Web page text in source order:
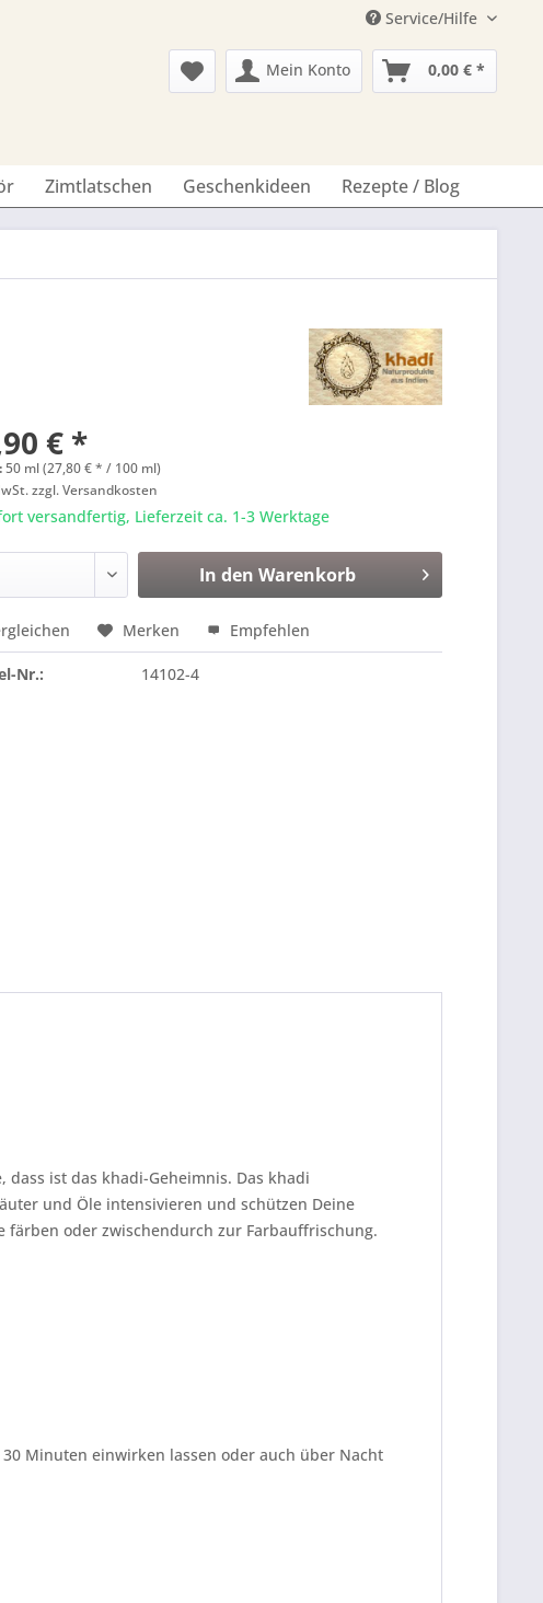
Service/Hilfe
Mein Konto 0,00 € *
Zimtlatschen Geschenkideen Rezepte / Blog
€ *
50 ml (27,80 € * / 100 ml)
zzgl. Versandkosten
versandfertig, Lieferzeit ca. 1-3 Werktage
In den Warenkorb
Merken Empfehlen
Nr.: 14102-4
ist das khadi-Geheimnis. Das khadi
und Öle intensivieren und schützen Deine
färben oder zwischendurch zur Farbauffrischung.
Minuten einwirken lassen oder auch über Nacht